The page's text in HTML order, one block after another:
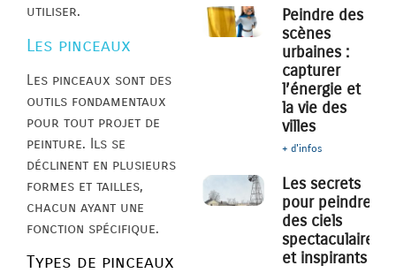
utiliser.
Les pinceaux
Les pinceaux sont des
outils fondamentaux
pour tout projet de
peinture. Ils se
déclinent en plusieurs
formes et tailles,
chacun ayant une
fonction spécifique.
Types de pinceaux
Peindre des
scènes
urbaines :
capturer
l’énergie et
la vie des
villes
+ d'infos
Les secrets
pour peindre
des ciels
spectaculaires
et inspirants